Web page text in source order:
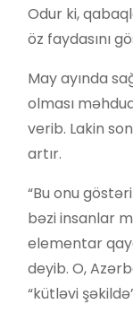
Odur ki,
öz faydasını
May ayında
olması
verib. Lakin
artır.
“Bu onu
bəzi insanlar
elementar
deyib. O,
“kütləvi